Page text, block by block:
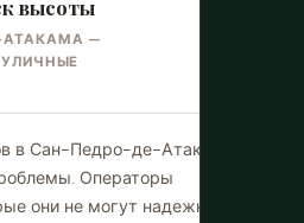
высоты
—
в Сан-Педро-де-Атакама
Операторы
они не могут надежно